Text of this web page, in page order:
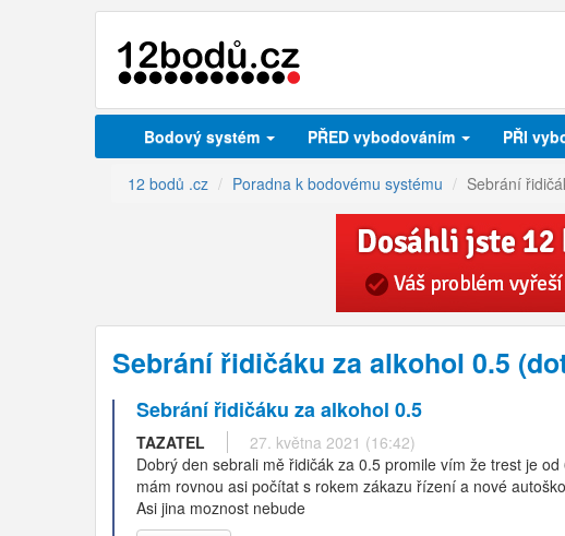
Bodový systém PŘED vybodováním PŘI
12 bodů .cz Poradna k bodovému systému Sebrání
Sebrání řidičáku za alkohol 0.5
Sebrání řidičáku za alkohol 0.5
TAZATEL
27. května 2021 (16:42)
Dobrý den sebrali mě řidičák za 0.5 promile vím že trest je
mám rovnou asi počítat s rokem zákazu řízení a nové
Asi jina moznost nebude